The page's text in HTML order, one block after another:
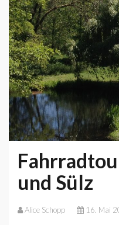
und Sülz
Alice Schopp 16. Mai